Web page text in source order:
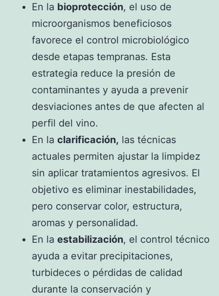
En la bioprotección, el uso de
microorganismos beneficiosos
favorece el control microbiológico
desde etapas tempranas. Esta
estrategia reduce la presión de
contaminantes y ayuda a prevenir
desviaciones antes de que afecten al
perfil del vino.
En la clarificación, las técnicas
actuales permiten ajustar la limpidez
sin aplicar tratamientos agresivos. El
objetivo es eliminar inestabilidades,
pero conservar color, estructura,
aromas y personalidad.
En la estabilización, el control técnico
ayuda a evitar precipitaciones,
turbideces o pérdidas de calidad
durante la conservación y